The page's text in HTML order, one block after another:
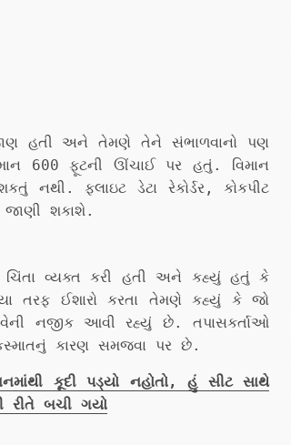
હતી અને તેમણે તેને સંભાળવાનો પણ
600 ફૂટની ઊંચાઈ પર હતું. વિમાન
ફ્લાઇટ ડેટા રેકોર્ડર, કોકપીટ
જાણી શકાશે.
વ્યક્ત કરી હતી અને કહ્યું હતું કે
તરફ ઈશારો કરતા તેમણે કહ્યું કે જો
નજીક આવી રહ્યું છે. તપાસકર્તાઓ
કારણ સમજવા પર છે.
કૂદી પડ્યો નહોતો, હું સીટ સાથે
રીતે બચી ગયો